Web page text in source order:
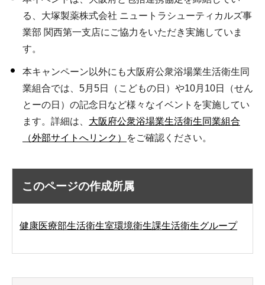
る、大塚製薬株式会社 ニュートラシューティカルズ事
業部 関西第一支店にご協力をいただき実施していま
す。
本キャンペーン以外にも大阪府公衆浴場業生活衛生同
業組合では、5月5日（こどもの日）や10月10日（せん
とーの日）の記念日など様々なイベントを実施してい
ます。詳細は、 大阪府公衆浴場業生活衛生同業組合
（外部サイトへリンク）
をご確認ください。
このページの作成所属
健康医療部生活衛生室環境衛生課生活衛生グループ